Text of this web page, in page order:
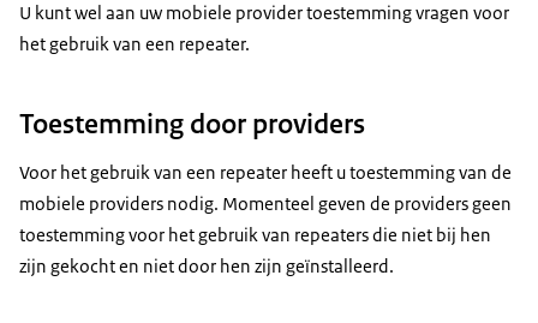
U kunt wel aan uw mobiele provider toestemming vragen voor
het gebruik van een repeater.
Toestemming door providers
Voor het gebruik van een repeater heeft u toestemming van de
mobiele providers nodig. Momenteel geven de providers geen
toestemming voor het gebruik van repeaters die niet bij hen
zijn gekocht en niet door hen zijn geïnstalleerd.